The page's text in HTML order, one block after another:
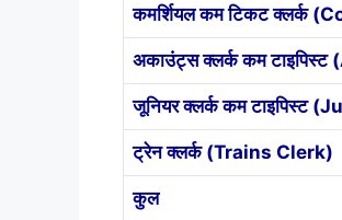
कमर्शियल कम टिकट क्लर्क
अकाउंट्स क्लर्क कम
जूनियर क्लर्क कम
ट्रेन क्लर्क (Trains Clerk)
कुल